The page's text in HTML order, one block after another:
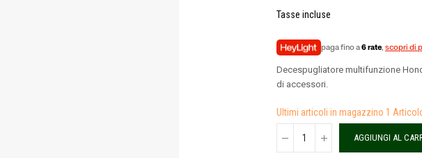
Tasse incluse
paga fino a6 rate, scopri di
Decespugliatore multifunzione
di accessori.
Ultimi articoli in magazzino 1
AGGIUNGI AL